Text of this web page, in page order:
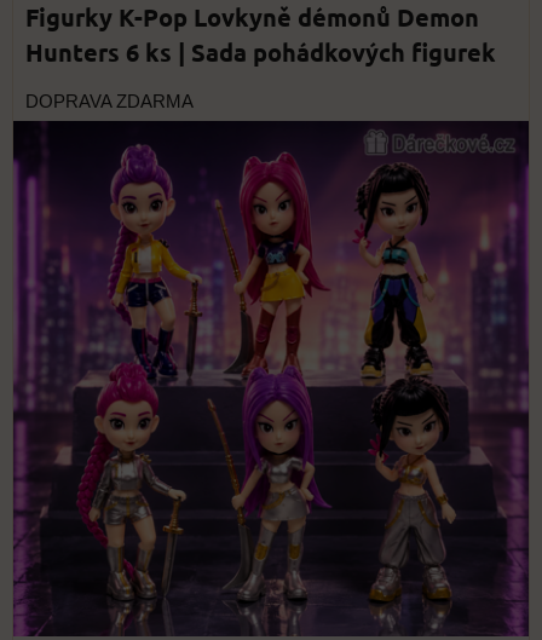
Figurky K-Pop Lovkyně démonů Demon
Hunters 6 ks | Sada pohádkových figurek
DOPRAVA ZDARMA